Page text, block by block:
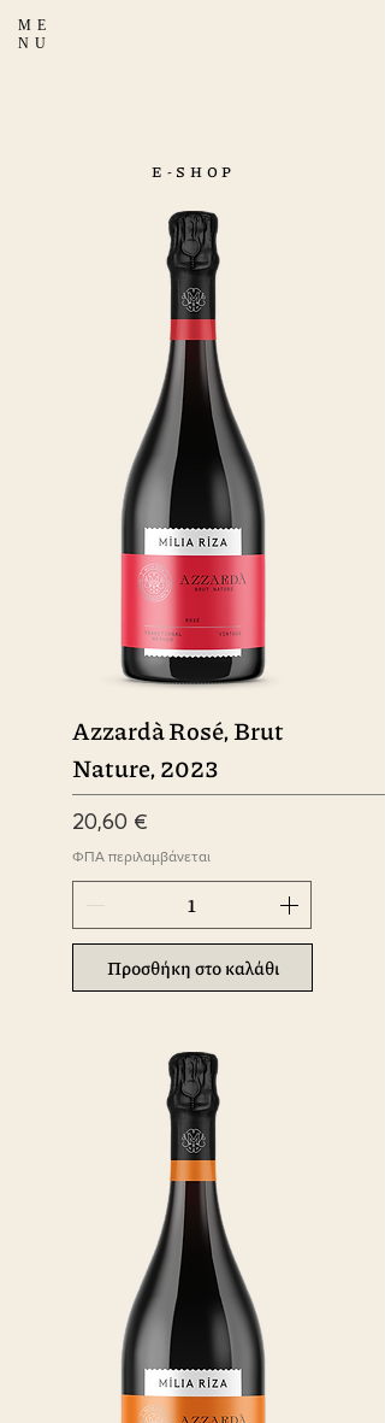
ME
NU
E-SHOP
Azzardà Rosé, Brut
Nature, 2023
Τιμή
20,60 €
ΦΠΑ περιλαμβάνεται
Προσθήκη στο καλάθι